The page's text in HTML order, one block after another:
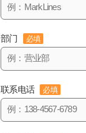
部门 必填
联系电话 必填